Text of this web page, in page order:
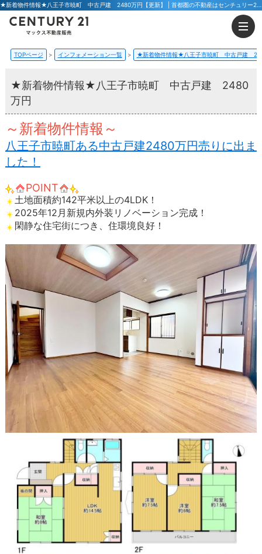
TOPページ インフォメーション一覧 ★新着物件情報★八王子市暁町 中古戸建
★新着物件情報★八王子市暁町 中古戸建 2480
万円
～新着物件情報～
八王子市暁町ある中古戸建2480万円売りに出ま
した！
POINT
土地面積約142平米以上の4LDK！
2025年12月新規内外装リノベーション完成！
閑静な住宅街につき、住環境良好！